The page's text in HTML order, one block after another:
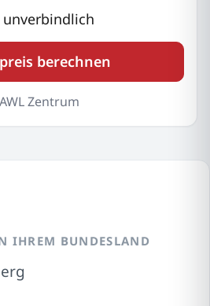
berechnen
Zentrum
IHREM BUNDESLAND